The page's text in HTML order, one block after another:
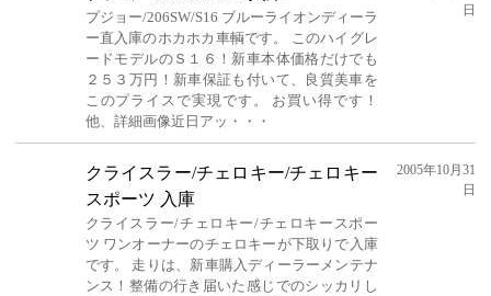
プジョー/206SW/S16 ブルーライオンディーラ
ー直入庫のホカホカ車輌です。 このハイグレ
ードモデルのＳ１６！新車本体価格だけでも
２５３万円！新車保証も付いて、良質美車を
このプライスで実現です。 お買い得です！
他、詳細画像近日アッ・・・
日
クライスラー/チェロキー/チェロキー
スポーツ 入庫
クライスラー/チェロキー/チェロキースポー
ツ ワンオーナーのチェロキーが下取りで入庫
です。 走りは、新車購入ディーラーメンテナ
ンス！整備の行き届いた感じでのシッカリし
2005年10月31
日